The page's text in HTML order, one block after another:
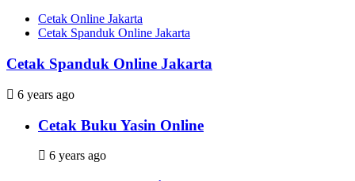
Cetak Online Jakarta
Cetak Spanduk Online Jakarta
Cetak Spanduk Online Jakarta
6 years ago
Cetak Buku Yasin Online
6 years ago